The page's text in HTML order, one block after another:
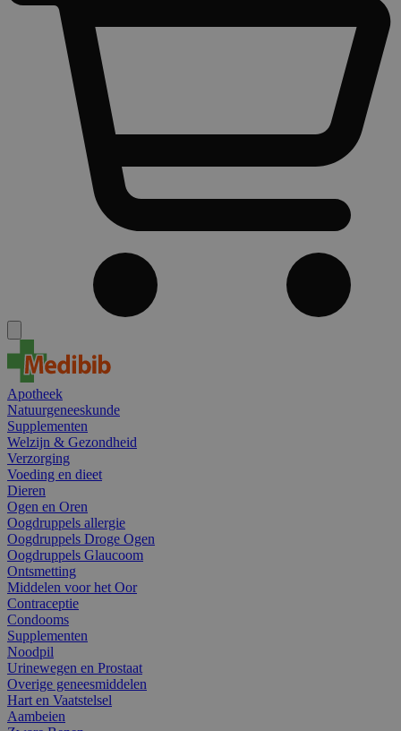
Apotheek
Natuurgeneeskunde
Supplementen
Welzijn & Gezondheid
Verzorging
Voeding en dieet
Dieren
Ogen en Oren
Oogdruppels allergie
Oogdruppels Droge Ogen
Oogdruppels Glaucoom
Ontsmetting
Middelen voor het Oor
Contraceptie
Condooms
Supplementen
Noodpil
Urinewegen en Prostaat
Overige geneesmiddelen
Hart en Vaatstelsel
Aambeien